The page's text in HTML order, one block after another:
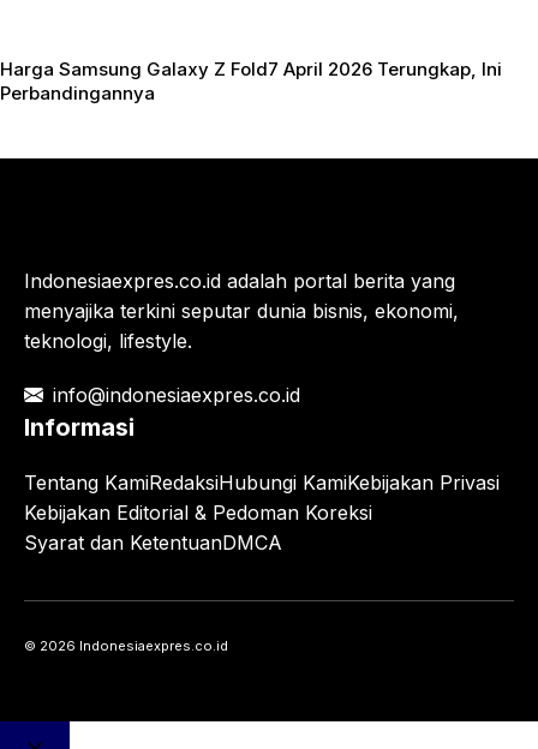
Harga Samsung Galaxy Z Fold7 April 2026 Terungkap, Ini
Perbandingannya
Indonesiaexpres.co.id adalah portal berita yang
menyajika terkini seputar dunia bisnis, ekonomi,
teknologi, lifestyle.
info@indonesiaexpres.co.id
Informasi
Tentang KamiRedaksiHubungi KamiKebijakan Privasi
Kebijakan Editorial & Pedoman Koreksi
Syarat dan KetentuanDMCA
© 2026 Indonesiaexpres.co.id